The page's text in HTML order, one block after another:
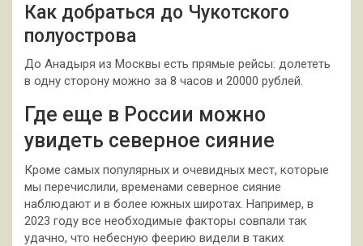
Как добраться до Чукотского
полуострова
До Анадыря из Москвы есть прямые рейсы: долететь
в одну сторону можно за 8 часов и 20000 рублей.
Где еще в России можно
увидеть северное сияние
Кроме самых популярных и очевидных мест, которые
мы перечислили, временами северное сияние
наблюдают и в более южных широтах. Например, в
2023 году все необходимые факторы совпали так
удачно, что небесную феерию видели в таких